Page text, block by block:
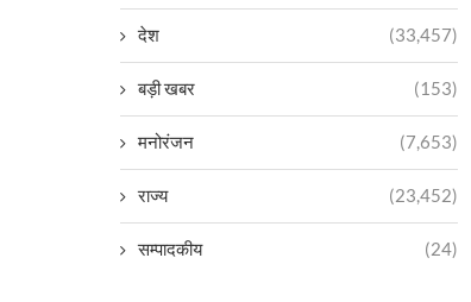
देश (33,457)
बड़ी खबर (153)
मनोरंजन (7,653)
राज्य (23,452)
सम्पादकीय (24)